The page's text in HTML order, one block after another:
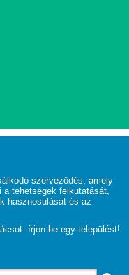
szerveződés, amely
tehetségek felkutatását,
hasznosulását és az
írjon be egy települést!